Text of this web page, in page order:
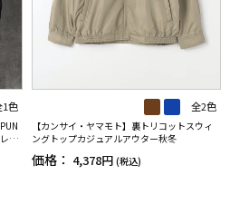
1色
ト
全2色
【カンサイ・ヤマモト】裏トリコットスウィ
ングトップカジュアルアウター秋冬
価格： 4,378円 (税込)